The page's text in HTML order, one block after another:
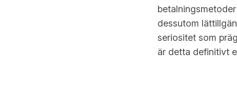
dessutom
seriositet som
är detta definitivt